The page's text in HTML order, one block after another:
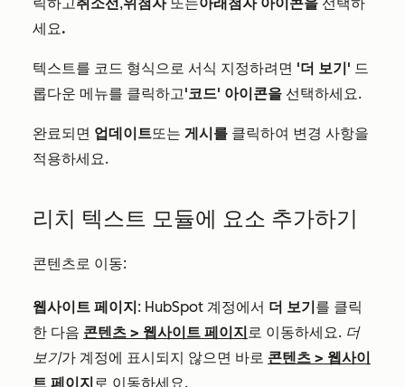
세요.
텍스트를 코드 형식으로 서식 지정하려면 '더 보기' 드
롭다운 메뉴를 클릭하고'코드' 아이콘을 선택하세요.
완료되면 업데이트또는 게시를 클릭하여 변경 사항을
적용하세요.
리치 텍스트 모듈에 요소 추가하기
콘텐츠로 이동:
웹사이트 페이지 : HubSpot 계정에서 더 보기 를 클릭
한 다음 콘텐츠 > 웹사이트 페이지 로 이동하세요. 더
보기가 계정에 표시되지 않으면 바로 콘텐츠 > 웹사이
트 페이지 로 이동하세요.